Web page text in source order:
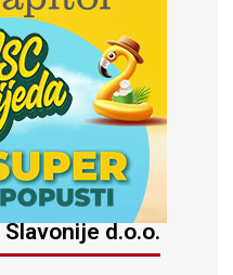
d.o.o.